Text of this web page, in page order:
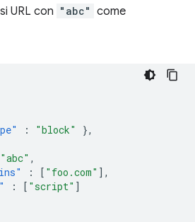
URL con "abc" come
: "block"
},
"abc" ,
: [ "foo.com" ],
: [ "script" ]